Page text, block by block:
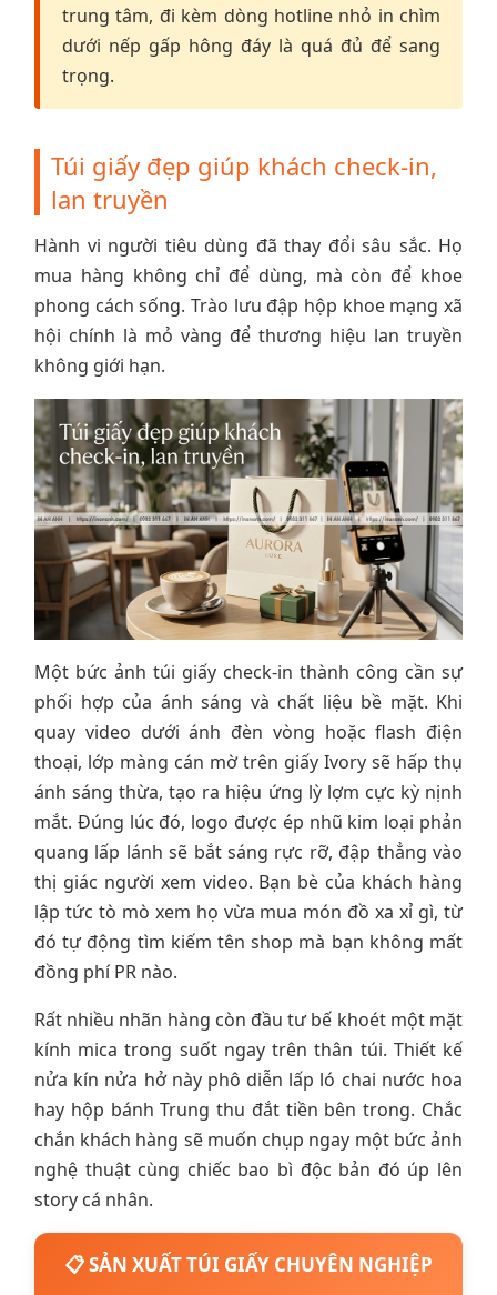
trung tâm, đi kèm dòng hotline nhỏ in chìm
dưới nếp gấp hông đáy là quá đủ để sang
trọng.
Túi giấy đẹp giúp khách check-in,
lan truyền
Hành vi người tiêu dùng đã thay đổi sâu sắc. Họ
mua hàng không chỉ để dùng, mà còn để khoe
phong cách sống. Trào lưu đập hộp khoe mạng xã
hội chính là mỏ vàng để thương hiệu lan truyền
không giới hạn.
Một bức ảnh túi giấy check-in thành công cần sự
phối hợp của ánh sáng và chất liệu bề mặt. Khi
quay video dưới ánh đèn vòng hoặc flash điện
thoại, lớp màng cán mờ trên giấy Ivory sẽ hấp thụ
ánh sáng thừa, tạo ra hiệu ứng lỳ lợm cực kỳ nịnh
mắt. Đúng lúc đó, logo được ép nhũ kim loại phản
quang lấp lánh sẽ bắt sáng rực rỡ, đập thẳng vào
thị giác người xem video. Bạn bè của khách hàng
lập tức tò mò xem họ vừa mua món đồ xa xỉ gì, từ
đó tự động tìm kiếm tên shop mà bạn không mất
đồng phí PR nào.
Rất nhiều nhãn hàng còn đầu tư bế khoét một mặt
kính mica trong suốt ngay trên thân túi. Thiết kế
nửa kín nửa hở này phô diễn lấp ló chai nước hoa
hay hộp bánh Trung thu đắt tiền bên trong. Chắc
chắn khách hàng sẽ muốn chụp ngay một bức ảnh
nghệ thuật cùng chiếc bao bì độc bản đó úp lên
story cá nhân.
📋 SẢN XUẤT TÚI GIẤY CHUYÊN NGHIỆP